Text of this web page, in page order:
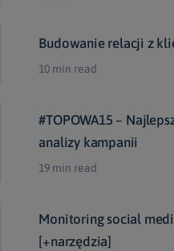
Budowanie relacji z
10 min read
#TOPOWA15 –
analizy kampanii
19 min read
Monitoring social
[+narzędzia]